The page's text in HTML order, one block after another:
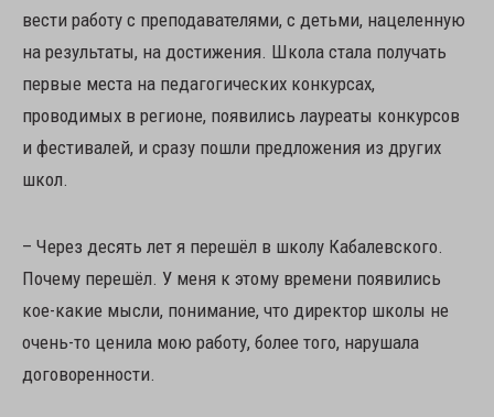
вести работу с преподавателями, с детьми, нацеленную
на результаты, на достижения. Школа стала получать
первые места на педагогических конкурсах,
проводимых в регионе, появились лауреаты конкурсов
и фестивалей, и сразу пошли предложения из других
школ.
– Через десять лет я перешёл в школу Кабалевского.
Почему перешёл. У меня к этому времени появились
кое-какие мысли, понимание, что директор школы не
очень-то ценила мою работу, более того, нарушала
договоренности.